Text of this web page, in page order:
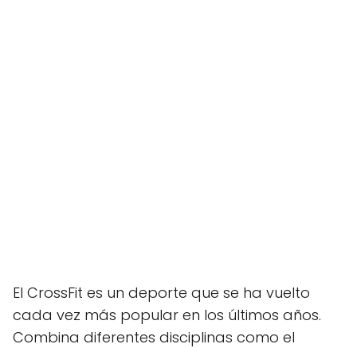
El CrossFit es un deporte que se ha vuelto
cada vez más popular en los últimos años.
Combina diferentes disciplinas como el